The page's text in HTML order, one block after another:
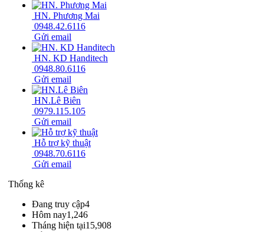
HN. Phương Mai
0948.42.6116
Gửi email
HN. KD Handitech
0948.80.6116
Gửi email
HN.Lê Biên
0979.115.105
Gửi email
Hỗ trợ kỹ thuật
0948.70.6116
Gửi email
Thống kê
Đang truy cập4
Hôm nay1,246
Tháng hiện tại15,908